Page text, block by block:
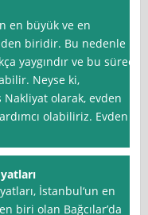
en büyük ve en
biridir. Bu nedenle
yaygındır ve bu süreç
Neyse ki,
Nakliyat olarak, evden
olabiliriz. Evden
İstanbul‘un en
biri olan Bağcılar’da